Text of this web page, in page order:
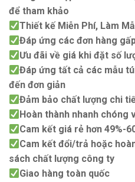
để tham khảo
Thiết kế Miễn Phí, Làm
Đáp ứng các đơn hàng
Ưu đãi về giá khi đặt số
Đáp ứng tất cả các mẫu
đến đơn giản
Đảm bảo chất lượng chi
Hoàn thành nhanh chóng
Cam kết giá rẻ hơn 49%-
Cam kết đổi/trả hoặc
sách chất lượng công ty
Giao hàng toàn quốc